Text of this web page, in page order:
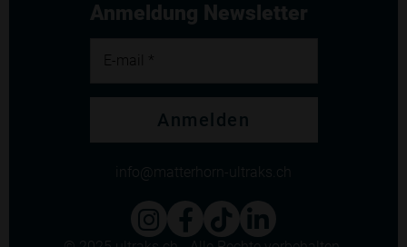
Anmeldung Newsletter
E-mail *
Anmelden
info matterhorn-ultraks.ch